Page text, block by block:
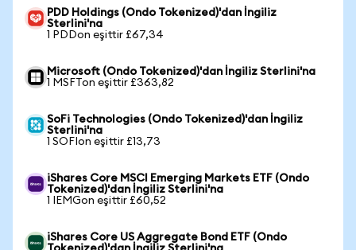
PDD Holdings (Ondo Tokenized)'dan İngiliz
Sterlini'na
1 PDDon eşittir £67,34
Microsoft (Ondo Tokenized)'dan İngiliz Sterlini'na
1 MSFTon eşittir £363,82
SoFi Technologies (Ondo Tokenized)'dan İngiliz
Sterlini'na
1 SOFIon eşittir £13,73
iShares Core MSCI Emerging Markets ETF (Ondo
Tokenized)'dan İngiliz Sterlini'na
1 IEMGon eşittir £60,52
iShares Core US Aggregate Bond ETF (Ondo